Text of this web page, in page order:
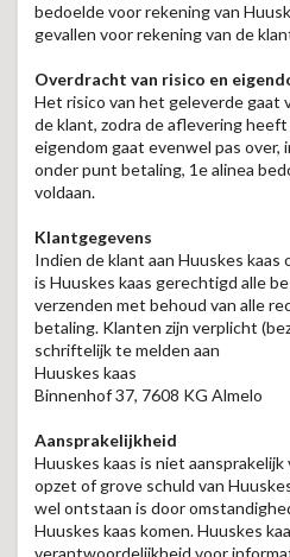
bedoelde voor rekening van
gevallen voor rekening van de
Overdracht van risico en
Het risico van het geleverde gaat
de klant, zodra de aflevering
eigendom gaat evenwel pas over,
onder punt betaling, 1e alinea
voldaan.
Klantgegevens
Indien de klant aan Huuskes kaas
is Huuskes kaas gerechtigd alle
verzenden met behoud van alle
betaling. Klanten zijn verplicht
schriftelijk te melden aan
Huuskes kaas
Binnenhof 37, 7608 KG Almelo
Aansprakelijkheid
Huuskes kaas is niet
opzet of grove schuld van
wel ontstaan is door
Huuskes kaas komen. Huuskes
verantwoordelijkheid voor